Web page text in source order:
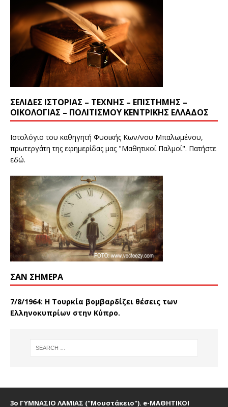
ΣΕΛΊΔΕΣ ΙΣΤΟΡΊΑΣ – ΤΈΧΝΗΣ – ΕΠΙΣΤΉΜΗΣ –
ΟΙΚΟΛΟΓΊΑΣ – ΠΟΛΙΤΙΣΜΟΎ ΚΕΝΤΡΙΚΉΣ ΕΛΛΆΔΟΣ
Ιστολόγιο του καθηγητή Φυσικής Κων/νου Μπαλωμένου,
πρωτεργάτη της εφημερίδας μας "Μαθητικοί Παλμοί". Πατήστε
εδώ.
ΣΑΝ ΣΉΜΕΡΑ
7/8/1964: Η Τουρκία βομβαρδίζει θέσεις των
Ελληνοκυπρίων στην Κύπρο.
3ο ΓΥΜΝΑΣΙΟ ΛΑΜΙΑΣ ("Μουστάκειο"). e-ΜΑΘΗΤΙΚΟΙ